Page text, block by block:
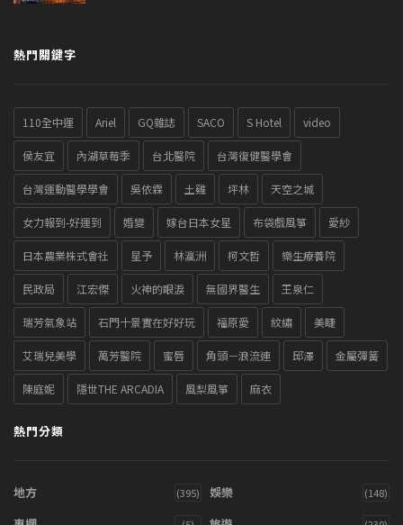
熱門關鍵字
110全中運 Ariel GQ雜誌 SACO S Hotel video
侯友宜 內湖草莓季 台北醫院 台灣復健醫學會
台灣運動醫學學會 吳依霖 土雞 坪林 天空之城
女力報到-好運到 婚變 嫁台日本女星 布袋戲風箏 愛紗
日本農業株式會社 星予 林瀛洲 柯文哲 樂生療養院
民政局 江宏傑 火神的眼淚 無國界醫生 王泉仁
瑞芳氣象站 石門十景實在好好玩 福原愛 紋繡 美睫
艾瑞兒美學 萬芳醫院 蜜唇 角頭－浪流連 邱澤 金屬彈簧
陳庭妮 隱世THE ARCADIA 風梨風箏 麻衣
熱門分類
地方 (395) 娛樂 (148)